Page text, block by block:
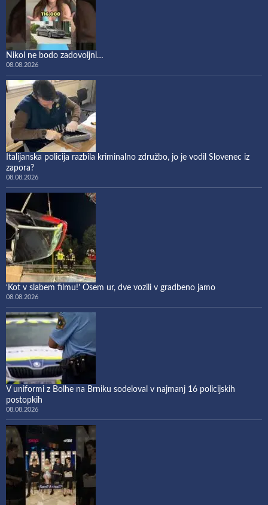
Nikol ne bodo zadovoljni…
08.08.2026
Italijanska policija razbila kriminalno združbo, jo je vodil Slovenec iz
zapora?
08.08.2026
‘Kot v slabem filmu!’ Osem ur, dve vozili v gradbeno jamo
08.08.2026
V uniformi z Bolhe na Brniku sodeloval v najmanj 16 policijskih
postopkih
08.08.2026